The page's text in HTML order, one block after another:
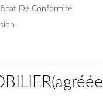
De Conformité
(agréée